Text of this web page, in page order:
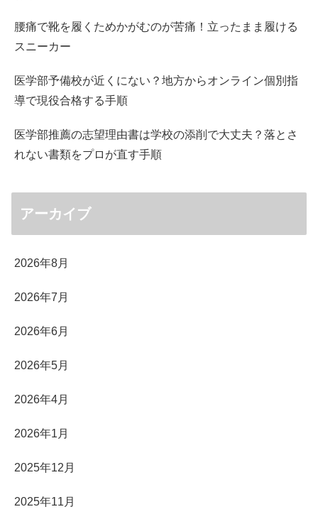
腰痛で靴を履くためかがむのが苦痛！立ったまま履ける
スニーカー
医学部予備校が近くにない？地方からオンライン個別指
導で現役合格する手順
医学部推薦の志望理由書は学校の添削で大丈夫？落とさ
れない書類をプロが直す手順
アーカイブ
2026年8月
2026年7月
2026年6月
2026年5月
2026年4月
2026年1月
2025年12月
2025年11月